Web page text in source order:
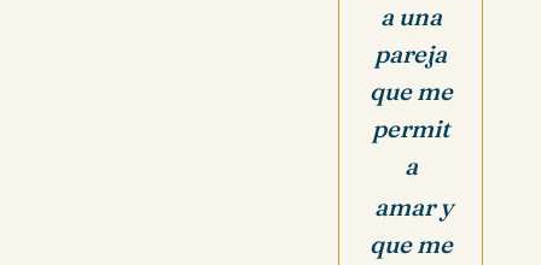
a una
pareja
que me
permit
a
amar y
que me